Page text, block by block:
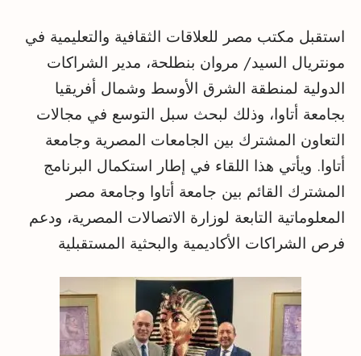
استقبل مكتب مصر للعلاقات الثقافية والتعليمية في
مونتريال السيد/ مروان بنطلحة، مدير الشراكات
الدولية لمنطقة الشرق الأوسط وشمال أفريقيا
بجامعة أتاوا، وذلك لبحث سبل التوسع في مجالات
التعاون المشترك بين الجامعات المصرية وجامعة
أتاوا. ويأتي هذا اللقاء في إطار استكمال البرنامج
المشترك القائم بين جامعة أتاوا وجامعة مصر
المعلوماتية التابعة لوزارة الاتصالات المصرية، ودعم
فرص الشراكات الأكاديمية والبحثية المستقبلية